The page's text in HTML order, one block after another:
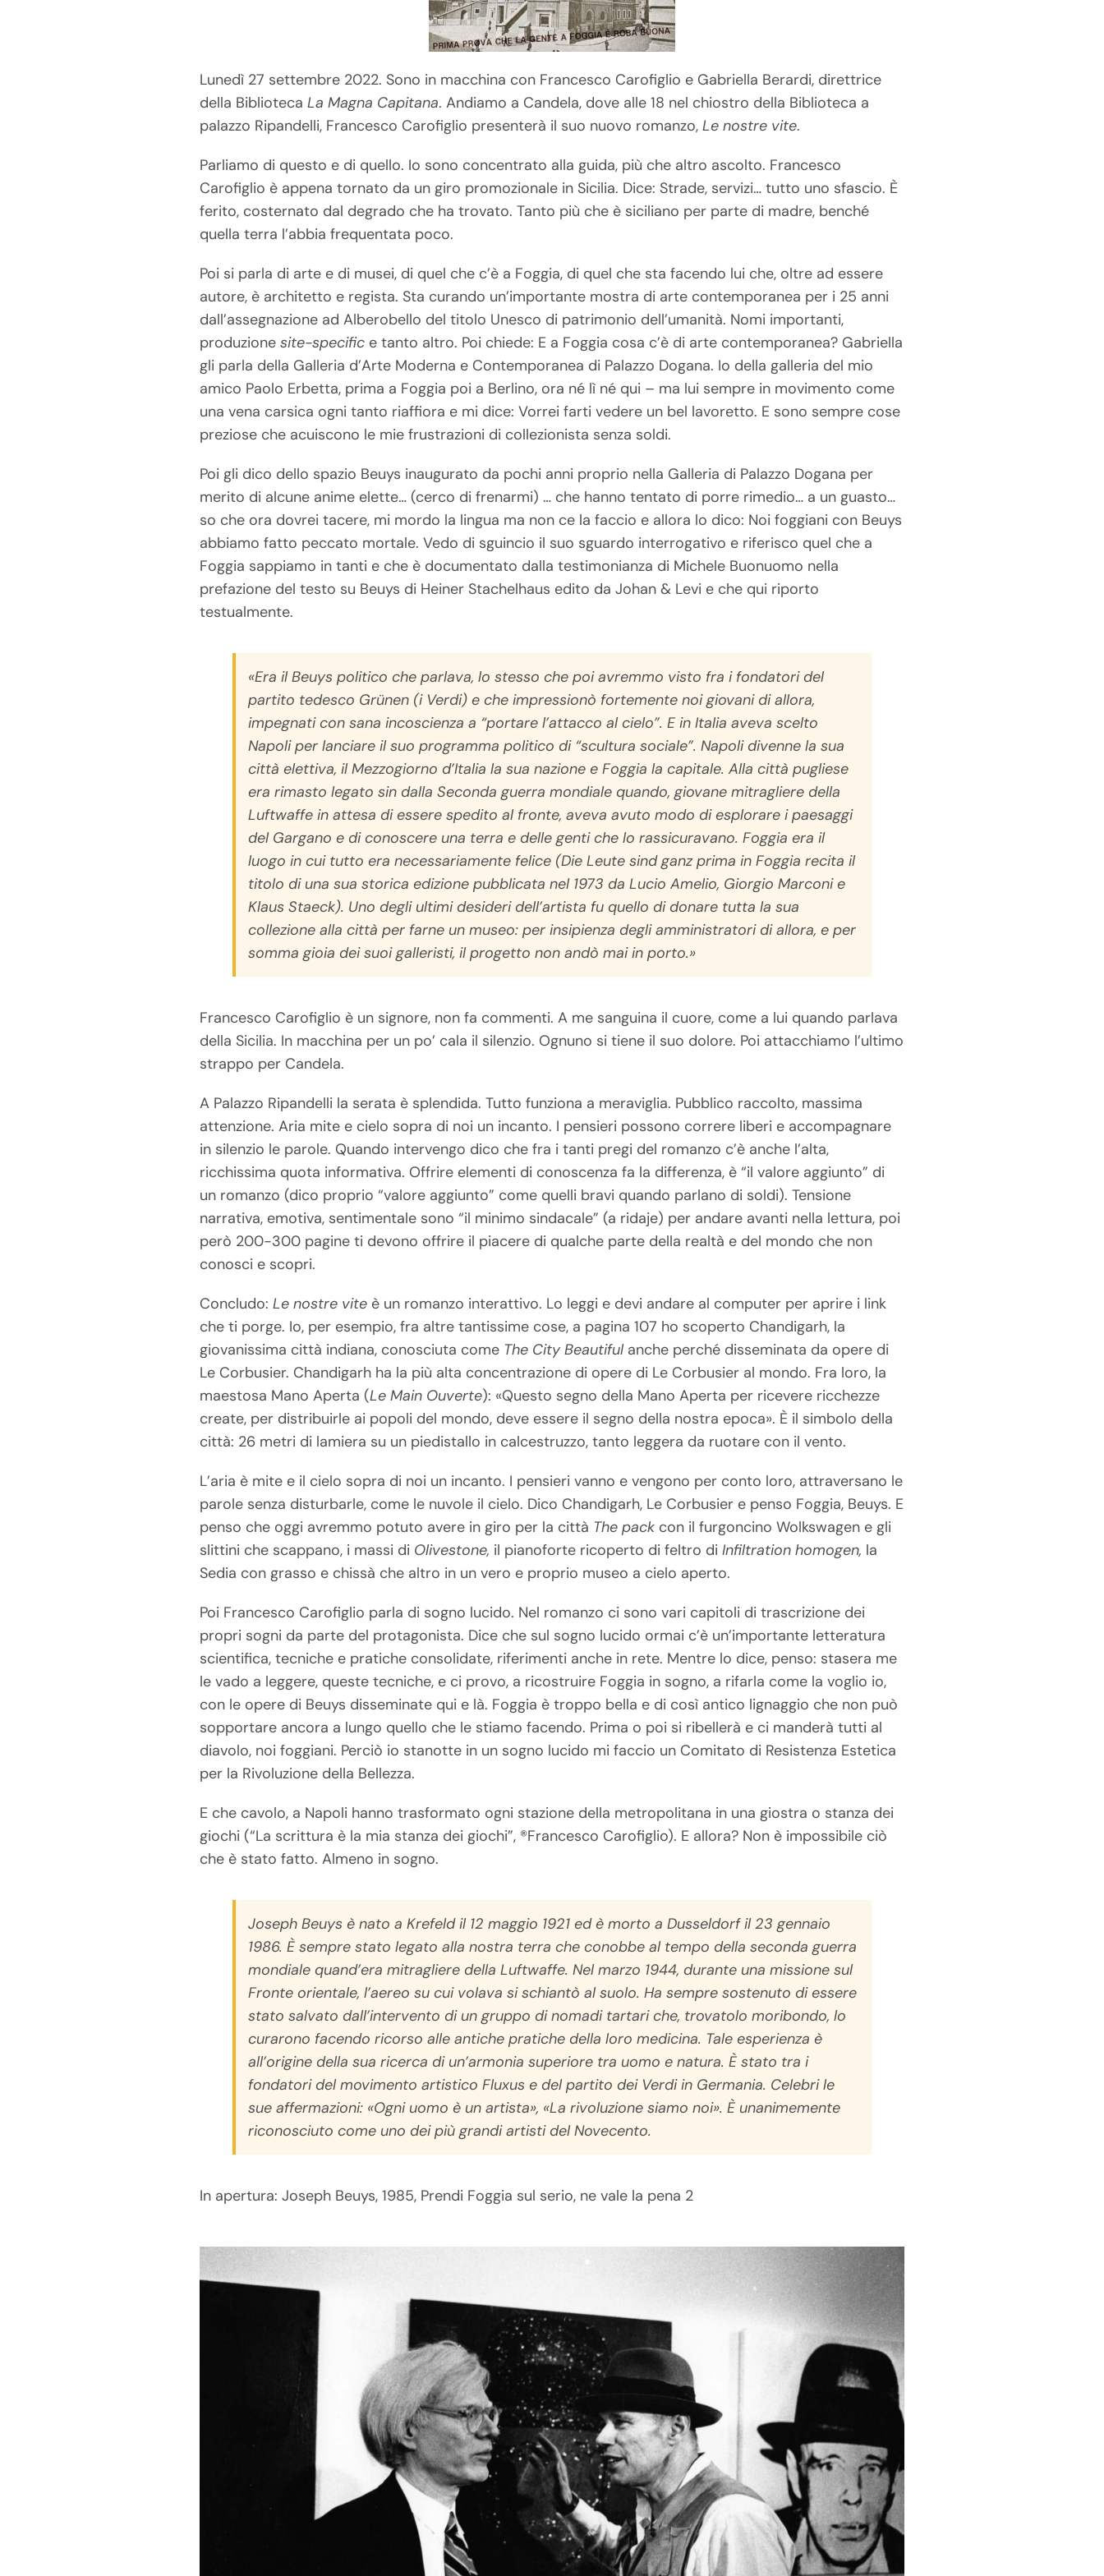
Lunedì 27 settembre 2022. Sono in macchina con Francesco Carofiglio e Gabriella Berardi, direttrice
della BibliotecaLa Magna Capitana. Andiamo a Candela, dove alle 18 nel chiostro della Biblioteca a
palazzo Ripandelli, Francesco Carofiglio presenterà il suo nuovo romanzo,Le nostre vite.
Parliamo di questo e di quello. Io sono concentrato alla guida, più che altro ascolto. Francesco
Carofiglio è appena tornato da un giro promozionale in Sicilia. Dice: Strade, servizi… tutto uno sfascio. È
ferito, costernato dal degrado che ha trovato. Tanto più che è siciliano per parte di madre, benché
quella terra l’abbia frequentata poco.
Poi si parla di arte e di musei, di quel che c’è a Foggia, di quel che sta facendo lui che, oltre ad essere
autore, è architetto e regista. Sta curando un’importante mostra di arte contemporanea per i 25 anni
dall’assegnazione ad Alberobello del titolo Unesco di patrimonio dell’umanità. Nomi importanti,
produzionesite-specific e tanto altro. Poi chiede: E a Foggia cosa c’è di arte contemporanea? Gabriella
gli parla della Galleria d’Arte Moderna e Contemporanea di Palazzo Dogana. Io della galleria del mio
amico Paolo Erbetta, prima a Foggia poi a Berlino, ora né lì né qui – ma lui sempre in movimento come
una vena carsica ogni tanto riaffiora e mi dice: Vorrei farti vedere un bel lavoretto. E sono sempre cose
preziose che acuiscono le mie frustrazioni di collezionista senza soldi.
Poi gli dico dello spazio Beuys inaugurato da pochi anni proprio nella Galleria di Palazzo Dogana per
merito di alcune anime elette… (cerco di frenarmi) … che hanno tentato di porre rimedio… a un guasto…
so che ora dovrei tacere, mi mordo la lingua ma non ce la faccio e allora lo dico: Noi foggiani con Beuys
abbiamo fatto peccato mortale. Vedo di sguincio il suo sguardo interrogativo e riferisco quel che a
Foggia sappiamo in tanti e che è documentato dalla testimonianza di Michele Buonuomo nella
prefazione del testo su Beuys di Heiner Stachelhaus edito da Johan & Levi e che qui riporto
testualmente.
«Era il Beuys politico che parlava, lo stesso che poi avremmo visto fra i fondatori del
partito tedesco Grünen (i Verdi) e che impressionò fortemente noi giovani di allora,
impegnati con sana incoscienza a “portare l’attacco al cielo”. E in Italia aveva scelto
Napoli per lanciare il suo programma politico di “scultura sociale”. Napoli divenne la sua
città elettiva, il Mezzogiorno d’Italia la sua nazione e Foggia la capitale. Alla città pugliese
era rimasto legato sin dalla Seconda guerra mondiale quando, giovane mitragliere della
Luftwaffe in attesa di essere spedito al fronte, aveva avuto modo di esplorare i paesaggi
del Gargano e di conoscere una terra e delle genti che lo rassicuravano. Foggia era il
luogo in cui tutto era necessariamente felice (Die Leute sind ganz prima in Foggia recita il
titolo di una sua storica edizione pubblicata nel 1973 da Lucio Amelio, Giorgio Marconi e
Klaus Staeck). Uno degli ultimi desideri dell’artista fu quello di donare tutta la sua
collezione alla città per farne un museo: per insipienza degli amministratori di allora, e per
somma gioia dei suoi galleristi, il progetto non andò mai in porto.»
Francesco Carofiglio è un signore, non fa commenti. A me sanguina il cuore, come a lui quando parlava
della Sicilia. In macchina per un po’ cala il silenzio. Ognuno si tiene il suo dolore. Poi attacchiamo l’ultimo
strappo per Candela.
A Palazzo Ripandelli la serata è splendida. Tutto funziona a meraviglia. Pubblico raccolto, massima
attenzione. Aria mite e cielo sopra di noi un incanto. I pensieri possono correre liberi e accompagnare
in silenzio le parole. Quando intervengo dico che fra i tanti pregi del romanzo c’è anche l’alta,
ricchissima quota informativa. Offrire elementi di conoscenza fa la differenza, è “il valore aggiunto” di
un romanzo (dico proprio “valore aggiunto” come quelli bravi quando parlano di soldi). Tensione
narrativa, emotiva, sentimentale sono “il minimo sindacale” (a ridaje) per andare avanti nella lettura, poi
però 200-300 pagine ti devono offrire il piacere di qualche parte della realtà e del mondo che non
conosci e scopri.
Concludo:Le nostre vite è un romanzo interattivo. Lo leggi e devi andare al computer per aprire i link
che ti porge. Io, per esempio, fra altre tantissime cose, a pagina 107 ho scoperto Chandigarh, la
giovanissima città indiana, conosciuta come The City Beautifulanche perché disseminata da opere di
Le Corbusier. Chandigarh ha la più alta concentrazione di opere di Le Corbusier al mondo. Fra loro, la
maestosa Mano Aperta (Le Main Ouverte): «Questo segno della Mano Aperta per ricevere ricchezze
create, per distribuirle ai popoli del mondo, deve essere il segno della nostra epoca». È il simbolo della
città: 26 metri di lamiera su un piedistallo in calcestruzzo, tanto leggera da ruotare con il vento.
L’aria è mite e il cielo sopra di noi un incanto. I pensieri vanno e vengono per conto loro, attraversano le
parole senza disturbarle, come le nuvole il cielo. Dico Chandigarh, Le Corbusier e penso Foggia, Beuys. E
penso che oggi avremmo potuto avere in giro per la città The pack con il furgoncino Wolkswagen e gli
slittini che scappano, i massi di Olivestone, il pianoforte ricoperto di feltro diInfiltration homogen, la
Sedia con grasso e chissà che altro in un vero e proprio museo a cielo aperto.
Poi Francesco Carofiglio parla di sogno lucido. Nel romanzo ci sono vari capitoli di trascrizione dei
propri sogni da parte del protagonista. Dice che sul sogno lucido ormai c’è un’importante letteratura
scientifica, tecniche e pratiche consolidate, riferimenti anche in rete. Mentre lo dice, penso: stasera me
le vado a leggere, queste tecniche, e ci provo, a ricostruire Foggia in sogno, a rifarla come la voglio io,
con le opere di Beuys disseminate qui e là. Foggia è troppo bella e di così antico lignaggio che non può
sopportare ancora a lungo quello che le stiamo facendo. Prima o poi si ribellerà e ci manderà tutti al
diavolo, noi foggiani. Perciò io stanotte in un sogno lucido mi faccio un Comitato di Resistenza Estetica
per la Rivoluzione della Bellezza.
E che cavolo, a Napoli hanno trasformato ogni stazione della metropolitana in una giostra o stanza dei
giochi (“La scrittura è la mia stanza dei giochi”, ®Francesco Carofiglio). E allora? Non è impossibile ciò
che è stato fatto. Almeno in sogno.
Joseph Beuys è nato a Krefeld il 12 maggio 1921 ed è morto a Dusseldorf il 23 gennaio
1986. È sempre stato legato alla nostra terra che conobbe al tempo della seconda guerra
mondiale quand’era mitragliere della Luftwaffe. Nel marzo 1944, durante una missione sul
Fronte orientale, l’aereo su cui volava si schiantò al suolo. Ha sempre sostenuto di essere
stato salvato dall’intervento di un gruppo di nomadi tartariche, trovatolo moribondo, lo
curarono facendo ricorso alle antiche pratiche della loro medicina. Tale esperienza è
all’origine della sua ricerca di un’armonia superiore tra uomo e natura. È stato tra i
fondatori del movimento artisticoFluxus e del partito dei Verdi in Germania. Celebri le
sue affermazioni: «Ogni uomo è un artista», «La rivoluzione siamo noi». È unanimemente
riconosciuto come uno dei più grandi artisti del Novecento.
In apertura: Joseph Beuys, 1985, Prendi Foggia sul serio, ne vale la pena 2